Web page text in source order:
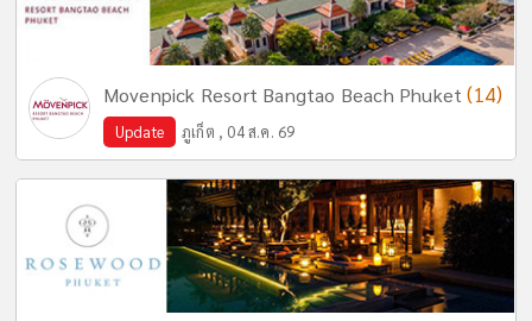
Movenpick Resort Bangtao Beach Phuket(14)
Update ภูเก็ต , 04 ส.ค. 69